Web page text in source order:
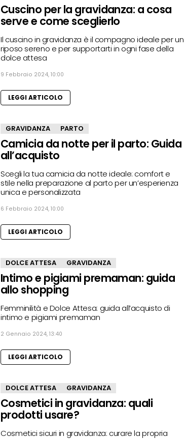
Cuscino per la gravidanza: a cosa
serve e come sceglierlo
Il cuscino in gravidanza è il compagno ideale per un
riposo sereno e per supportarti in ogni fase della
dolce attesa
9 Febbraio 2024, 10:00
LEGGI ARTICOLO
GRAVIDANZA PARTO
Camicia da notte per il parto: Guida
all’acquisto
Scegli la tua camicia da notte ideale: comfort e
stile nella preparazione al parto per un’esperienza
unica e personalizzata
6 Febbraio 2024, 10:00
LEGGI ARTICOLO
DOLCE ATTESA GRAVIDANZA
Intimo e pigiami premaman: guida
allo shopping
Femminilità e Dolce Attesa: guida all’acquisto di
intimo e pigiami premaman
2 Gennaio 2024, 13:40
LEGGI ARTICOLO
DOLCE ATTESA GRAVIDANZA
Cosmetici in gravidanza: quali
prodotti usare?
Cosmetici sicuri in gravidanza: curare la propria